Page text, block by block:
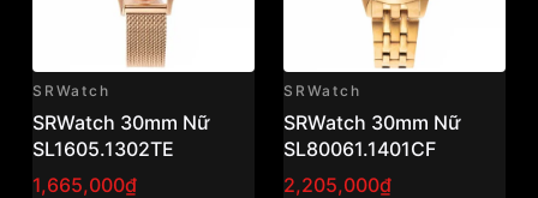
SRWatch
SRWatch 30mm Nữ
SL1605.1302TE
1,665,000₫
SRWatch
SRWatch 30mm Nữ
SL80061.1401CF
2,205,000₫